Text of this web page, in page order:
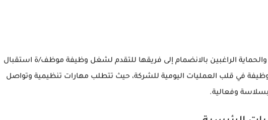
الراغبين بالانضمام إلى فريقها للتقدم لشغل وظيفة موظف/ة استقبال
في قلب العمليات اليومية للشركة، حيث تتطلب مهارات تنظيمية وتواصل
وفعالية.